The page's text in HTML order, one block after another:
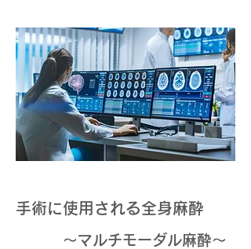
手術に使用される全身麻酔
〜マルチモーダル麻酔〜